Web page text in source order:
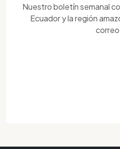
Nuestro boletín semanal
Ecuador y la región